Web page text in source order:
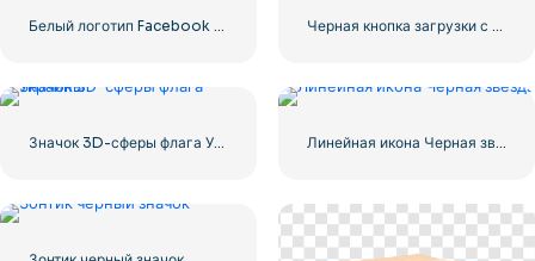
Белый логотип Facebook в черном круге Черная кнопка загрузки с красным значком знака
Значок 3D-сферы флага Украины Линейная икона Черная звезда